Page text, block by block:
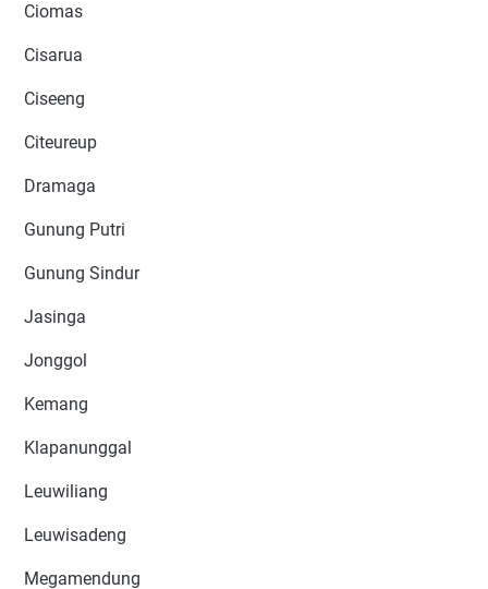
Ciomas
Cisarua
Ciseeng
Citeureup
Dramaga
Gunung Putri
Gunung Sindur
Jasinga
Jonggol
Kemang
Klapanunggal
Leuwiliang
Leuwisadeng
Megamendung